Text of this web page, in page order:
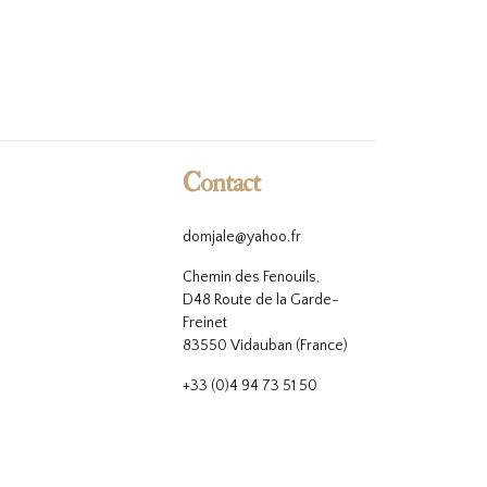
Contact
domjale@yahoo.fr
Chemin des Fenouils,
D48 Route de la Garde-
Freinet
83550 Vidauban (France)
+33 (0)4 94 73 51 50